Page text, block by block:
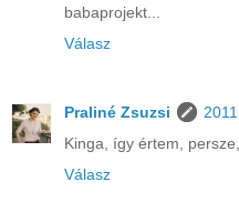
babaprojekt...
Válasz
Praliné Zsuzsi
Kinga, így értem,
Válasz